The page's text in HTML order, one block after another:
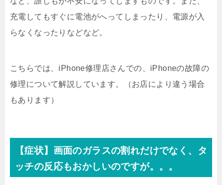
充電してもすぐに電池がへってしまったり、電源が入
らなくなったりなどなど。
こちらでは、iPhone修理店さんでの、iPhoneの故障の
修理について解説しています。（お店により違う場合
もあります）
【症状】画面のガラスの割れだけでなく、タ
ッチの反応もおかしいのですが。。。